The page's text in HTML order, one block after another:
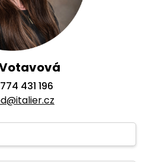
431 196